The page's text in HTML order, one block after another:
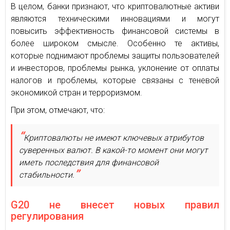
В целом, банки признают, что криптовалютные активи
являются техническими инновациями и могут
повысить эффективность финансовой системы в
более широком смысле. Особенно те активы,
которые поднимают проблемы защиты пользователей
и инвесторов, проблемы рынка, уклонение от оплаты
налогов и проблемы, которые связаны с теневой
экономикой стран и терроризмом.
При этом, отмечают, что:
Криптовалюты не имеют ключевых атрибутов
суверенных валют. В какой-то момент они могут
иметь последствия для финансовой
стабильности.
G20 не внесет новых правил
регулирования